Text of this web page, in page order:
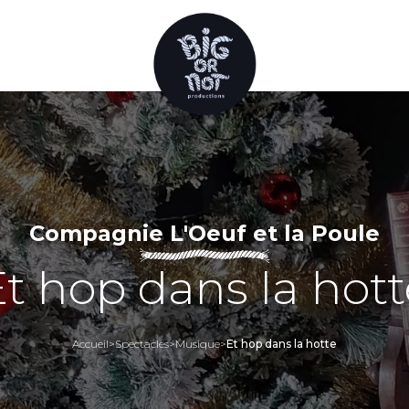
Compagnie L'Oeuf et la Poule
hop dans la
Accueil>Spectacles>Musique>Et hop dans la hotte